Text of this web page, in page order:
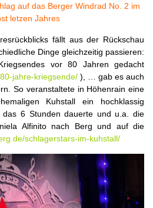
auf das Berger Windrad No. 2 im
letzen Jahres
fällt aus der Rückschau
Dinge gleichzeitig passieren:
vor 80 Jahren gedacht
jahre-kriegsende/ ), … gab es auch
So veranstaltete in Höhenrain eine
Kuhstall ein hochklassig
das 6 Stunden dauerte und u.a. die
Alfinito nach Berg und auf die
schlagerstars-im-kuhstall/